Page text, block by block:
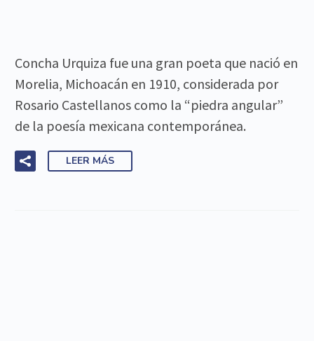
Concha Urquiza fue una gran poeta que nació en
Morelia, Michoacán en 1910, considerada por
Rosario Castellanos como la “piedra angular”
de la poesía mexicana contemporánea.
LEER MÁS